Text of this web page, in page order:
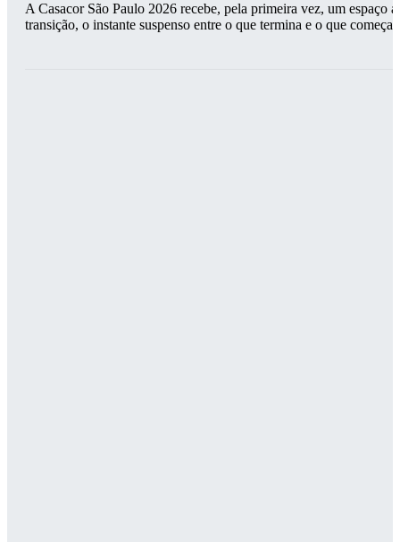
A Casacor São Paulo 2026 recebe, pela primeira vez, um espaço
transição, o instante suspenso entre o que termina e o que